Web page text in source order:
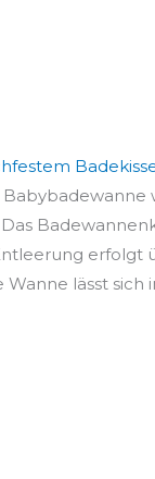
Das
Wanne lässt